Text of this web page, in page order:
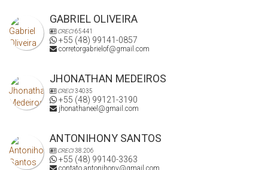
GABRIEL OLIVEIRA
CRECI65441
+55 (48) 99141-0857
corretorgabrielof@gmail.com
JHONATHAN MEDEIROS
CRECI34035
+55 (48) 99121-3190
jhonathaneel@gmail.com
ANTONIHONY SANTOS
CRECI38.206
+55 (48) 99140-3363